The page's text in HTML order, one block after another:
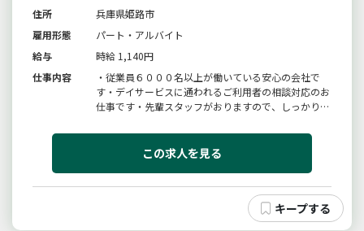
住所
兵庫県姫路市
雇用形態
パート・アルバイト
給与
時給 1,140円
仕事内容
・従業員６０００名以上が働いている安心の会社で
す・デイサービスに通われるご利用者の相談対応のお
仕事です・先輩スタッフがおりますので、しっかりと
あっても安心してください・サービスのスケジュール
調整に関する業務・ケアマネジャー、地域、他機関と
この求人を見る